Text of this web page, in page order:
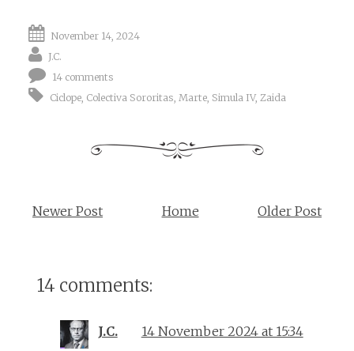
November 14, 2024
J.C.
14 comments
Ciclope, Colectiva Sororitas, Marte, Simula IV, Zaida
Newer Post Older Post
Home
14 comments:
J.C.
14 November 2024 at 15:34